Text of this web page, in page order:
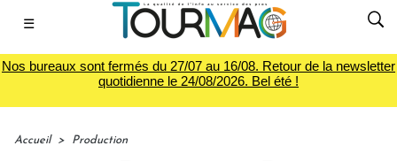
☰
Nos bureaux sont fermés du 27/07 au 16/08. Retour de la newsletter
quotidienne le 24/08/2026. Bel été !
Accueil > Production